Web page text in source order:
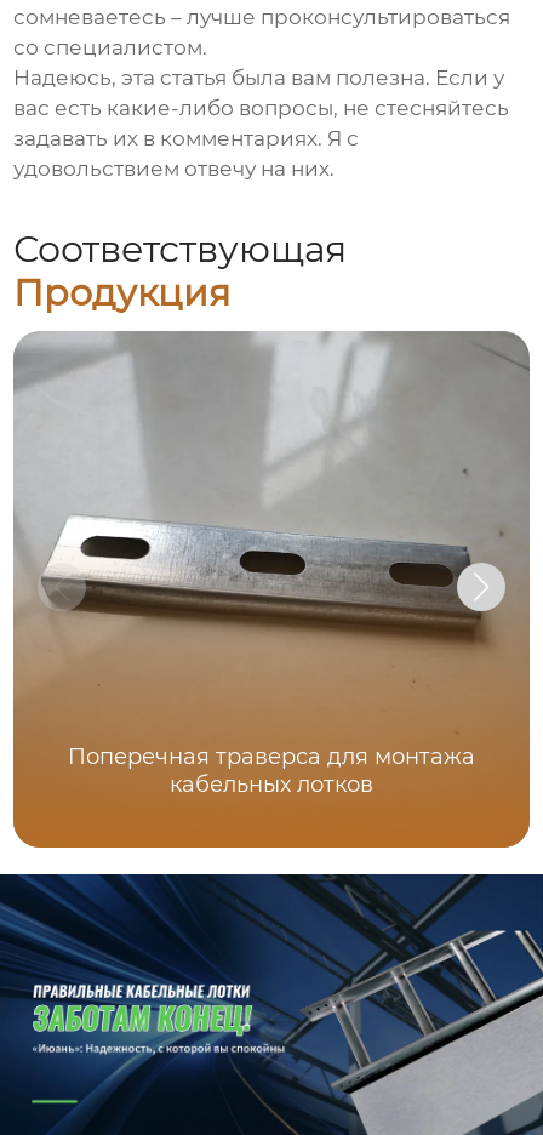
сомневаетесь – лучше проконсультироваться
со специалистом.
Надеюсь, эта статья была вам полезна. Если у
вас есть какие-либо вопросы, не стесняйтесь
задавать их в комментариях. Я с
удовольствием отвечу на них.
Соответствующая
Продукция
Поперечная траверса для монтажа
кабельных лотков